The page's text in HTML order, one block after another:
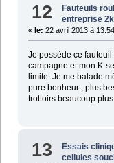
12 Fauteuils
entreprise
« le: 22 avril 2013 à
Je possède ce
campagne et mon K-
limite. Je me balade
pure bonheur , plus
trottoirs beaucoup
13 Essais
cellules